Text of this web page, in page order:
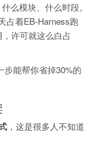
么模块、什么时段。
占着EB-Harness跑
许可就这么白占
步能帮你省掉30%的
，这是很多人不知道